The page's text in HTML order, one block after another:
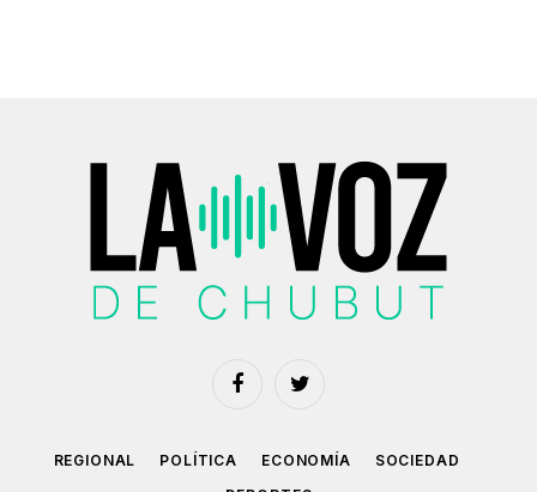
FacebookTwitter
REGIONAL POLÍTICA ECONOMÍA
SOCIEDAD